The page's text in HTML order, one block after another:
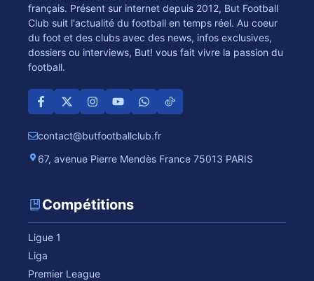
français. Présent sur internet depuis 2012, But Football
Club suit l'actualité du football en temps réel. Au coeur
du foot et des clubs avec des news, infos exclusives,
dossiers ou interviews, But! vous fait vivre la passion du
football.
contact@butfootballclub.fr
67, avenue Pierre Mendès France 75013 PARIS
Compétitions
Ligue 1
Liga
Premier League